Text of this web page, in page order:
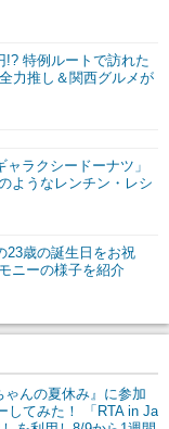
!? 特例ルートで訪れた
力推し＆関西グルメが
ラクシードーナツ」
ようなレンチン・レシ
23歳の誕生日をお祝
ニーの様子を紹介
ゃんの夏休み』に参加
してみた！ 「RTA in Ja